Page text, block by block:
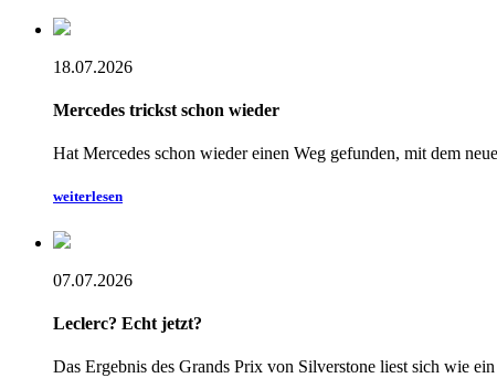
18.07.2026
Mercedes trickst schon wieder
Hat Mercedes schon wieder einen Weg gefunden, mit dem
weiterlesen
07.07.2026
Leclerc? Echt jetzt?
Das Ergebnis des Grands Prix von Silverstone liest sich wie